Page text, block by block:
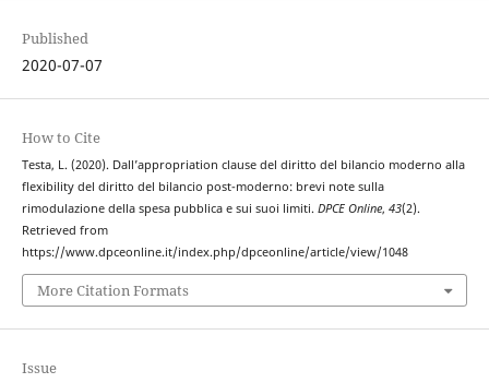
Published
2020-07-07
How to Cite
Testa, L. (2020). Dall’appropriation clause del diritto del bilancio moderno alla
flexibility del diritto del bilancio post-moderno: brevi note sulla
rimodulazione della spesa pubblica e sui suoi limiti. DPCE Online, 43(2).
Retrieved from
https://www.dpceonline.it/index.php/dpceonline/article/view/1048
More Citation Formats
Issue